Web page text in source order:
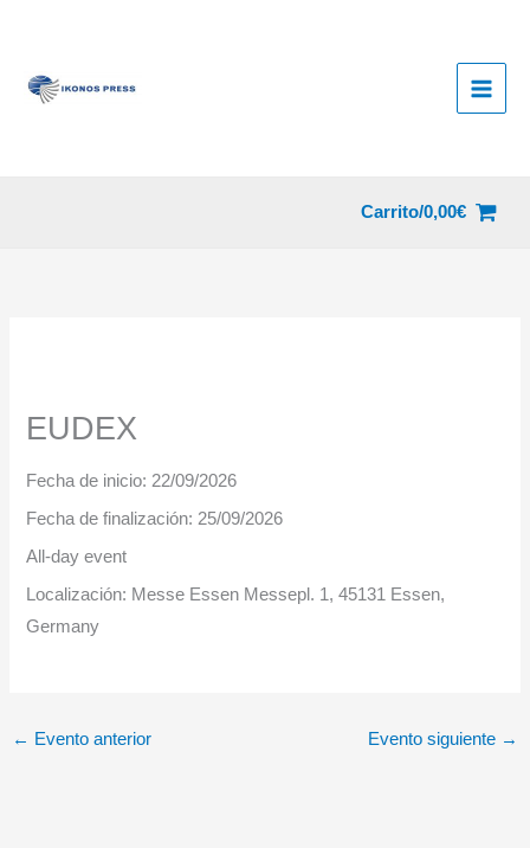
contenido
Carrito/0,00€
EUDEX
Fecha de inicio: 22/09/2026
Fecha de finalización: 25/09/2026
All-day event
Localización: Messe Essen Messepl. 1, 45131 Essen,
Germany
← Evento anterior Evento siguiente →